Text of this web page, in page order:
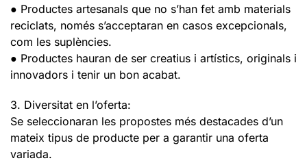
● Productes artesanals que no s’han fet amb materials
reciclats, només s’acceptaran en casos excepcionals,
com les suplències.
● Productes hauran de ser creatius i artístics, originals i
innovadors i tenir un bon acabat.
3. Diversitat en l’oferta:
Se seleccionaran les propostes més destacades d’un
mateix tipus de producte per a garantir una oferta
variada.